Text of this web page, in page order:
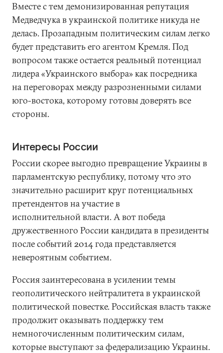
Вместе с тем демонизированная репутация
Медведчука в украинской политике никуда не
делась. Прозападным политическим силам легко
будет представить его агентом Кремля. Под
вопросом также остается реальный потенциал
лидера «Украинского выбора» как посредника
на переговорах между разрозненными силами
юго-востока, которому готовы доверять все
стороны.
Интересы России
России скорее выгодно превращение Украины в
парламентскую республику, потому что это
значительно расширит круг потенциальных
претендентов на участие в
исполнительной власти. А вот победа
дружественного России кандидата в президенты
после событий 2014 года представляется
невероятным событием.
Россия заинтересована в усилении темы
геополитического нейтралитета в украинской
политической повестке. Российская власть также
продолжит оказывать поддержку тем
немногочисленным политическим силам,
которые выступают за федерализацию Украины.